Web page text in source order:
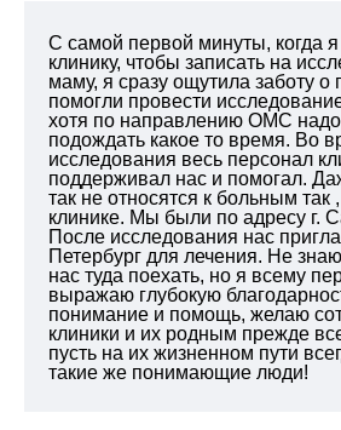
С самой первой минуты, когда я
клинику, чтобы записать на
маму, я сразу ощутила заботу о
помогли провести
хотя по направлению ОМС
подождать какое то время. Во
исследования весь персонал
поддерживал нас и помогал.
так не относятся к больным так
клинике. Мы были по адресу г.
После исследования нас
Петербург для лечения. Не
нас туда поехать, но я всему
выражаю глубокую
понимание и помощь, желаю
клиники и их родным прежде
пусть на их жизненном пути
такие же понимающие люди!